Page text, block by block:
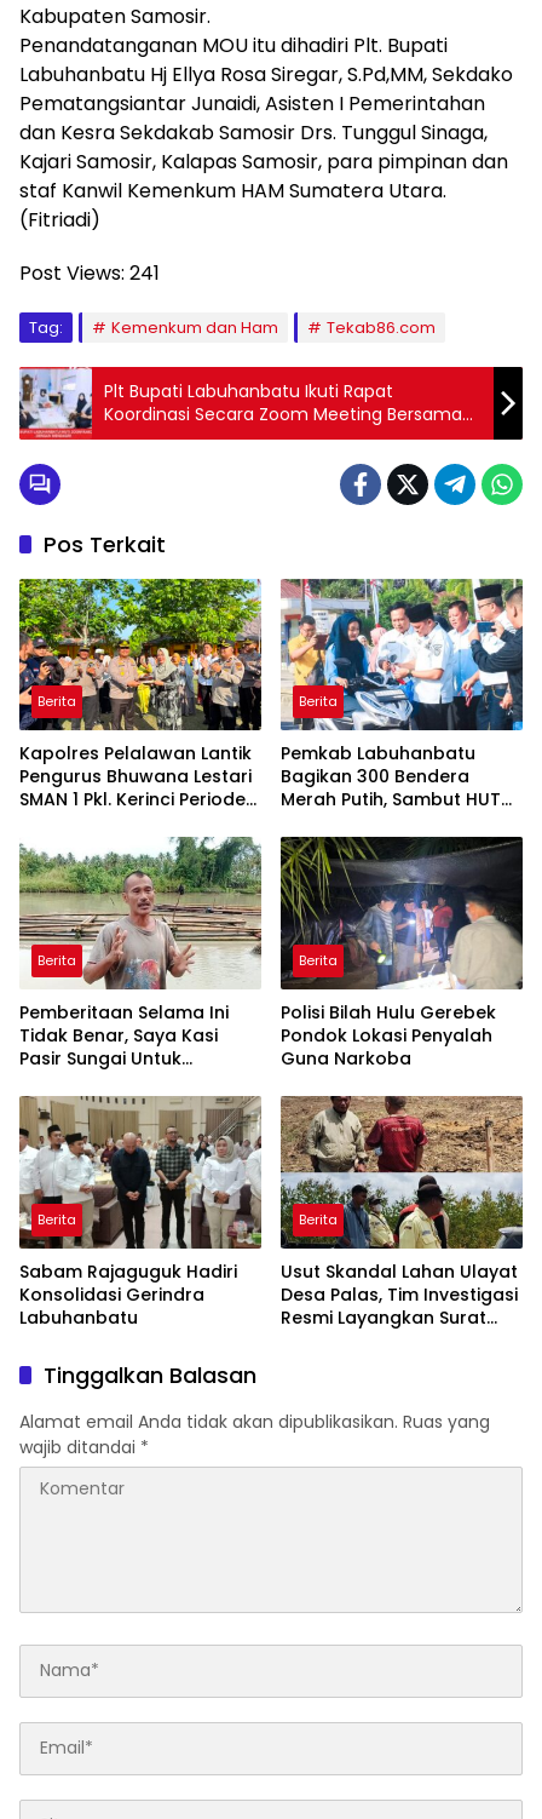
Kabupaten Samosir.
Penandatanganan MOU itu dihadiri Plt. Bupati
Labuhanbatu Hj Ellya Rosa Siregar, S.Pd,MM, Sekdako
Pematangsiantar Junaidi, Asisten I Pemerintahan
dan Kesra Sekdakab Samosir Drs. Tunggul Sinaga,
Kajari Samosir, Kalapas Samosir, para pimpinan dan
staf Kanwil Kemenkum HAM Sumatera Utara.
(Fitriadi)
Post Views: 241
Tag: Kemenkum dan Ham Tekab86.com
Plt Bupati Labuhanbatu Ikuti Rapat
Koordinasi Secara Zoom Meeting Bersama
Menteri Dalam Negeri
Pos Terkait
Berita
Kapolres Pelalawan Lantik
Pengurus Bhuwana Lestari
SMAN 1 Pkl. Kerinci Periode
Berita
Pemkab Labuhanbatu
Bagikan 300 Bendera
Merah Putih, Sambut HUT
Berita
Pemberitaan Selama Ini
Tidak Benar, Saya Kasi
Pasir Sungai Untuk
Unggulan Sukma Nias
Berita
Polisi Bilah Hulu Gerebek
Pondok Lokasi Penyalah
Guna Narkoba
Berita
Sabam Rajaguguk Hadiri
Konsolidasi Gerindra
Labuhanbatu
Berita
Usut Skandal Lahan Ulayat
Desa Palas, Tim Investigasi
Resmi Layangkan Surat
Tinggalkan Balasan
Alamat email Anda tidak akan dipublikasikan. Ruas yang
wajib ditandai *